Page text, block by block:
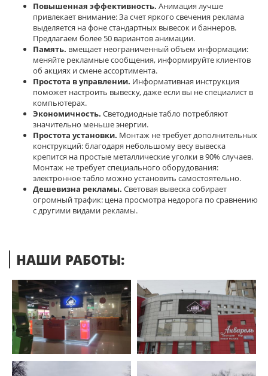
Повышенная эффективность. Анимация лучше
привлекает внимание: За счет яркого свечения реклама
выделяется на фоне стандартных вывесок и баннеров.
Предлагаем более 50 вариантов анимации.
Память. вмещает неограниченный объем информации:
меняйте рекламные сообщения, информируйте клиентов
об акциях и смене ассортимента.
Простота в управлении. Информативная инструкция
поможет настроить вывеску, даже если вы не специалист в
компьютерах.
Экономичность. Светодиодные табло потребляют
значительно меньше энергии.
Простота установки. Монтаж не требует дополнительных
конструкций: благодаря небольшому весу вывеска
крепится на простые металлические уголки в 90% случаев.
Монтаж не требует специального оборудования:
электронное табло можно установить самостоятельно.
Дешевизна рекламы. Световая вывеска собирает
огромный трафик: цена просмотра недорога по сравнению
с другими видами рекламы.
НАШИ РАБОТЫ: